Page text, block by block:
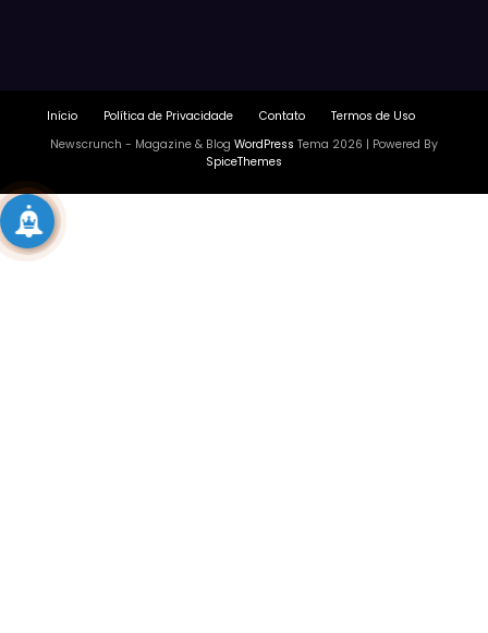
Início Política de Privacidade Contato
Termos de Uso
Newscrunch - Magazine & Blog WordPress Tema 2026 | Powered By
SpiceThemes